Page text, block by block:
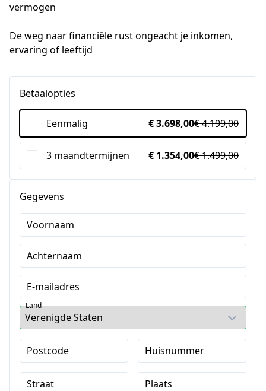
vermogen
De weg naar financiële rust ongeacht je inkomen,
ervaring of leeftijd
Betaalopties
Eenmalig € 3.698,00€ 4.199,00
3 maandtermijnen € 1.354,00€ 1.499,00
Gegevens
Voornaam
Achternaam
E-mailadres
Land
Postcode Huisnummer
Straat Plaats